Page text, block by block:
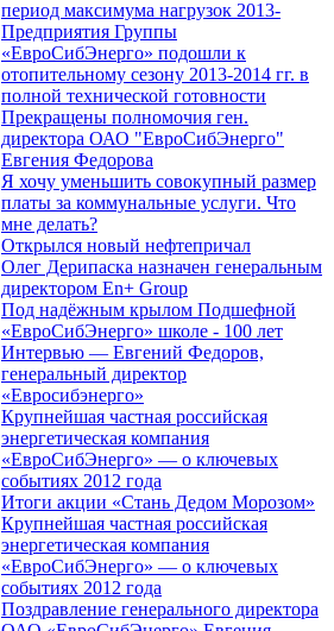
период максимума нагрузок 2013-
Предприятия Группы
«ЕвроСибЭнерго» подошли к
отопительному сезону 2013-2014 гг. в
полной технической готовности
Прекращены полномочия ген.
директора ОАО "ЕвроСибЭнерго"
Евгения Федорова
Я хочу уменьшить совокупный размер
платы за коммунальные услуги. Что
мне делать?
Открылся новый нефтепричал
Олег Дерипаска назначен генеральным
директором En+ Group
Под надёжным крылом Подшефной
«ЕвроСибЭнерго» школе - 100 лет
Интервью — Евгений Федоров,
генеральный директор
«Евросибэнерго»
Крупнейшая частная российская
энергетическая компания
«ЕвроСибЭнерго» — о ключевых
событиях 2012 года
Итоги акции «Стань Дедом Морозом»
Крупнейшая частная российская
энергетическая компания
«ЕвроСибЭнерго» — о ключевых
событиях 2012 года
Поздравление генерального директора